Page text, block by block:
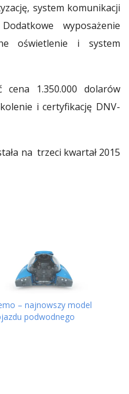
system komunikacji
wyposażenie
oświetlenie i system
cena 1.350.000 dolarów
i certyfikację DNV-
na trzeci kwartał 2015
– najnowszy model
podwodnego